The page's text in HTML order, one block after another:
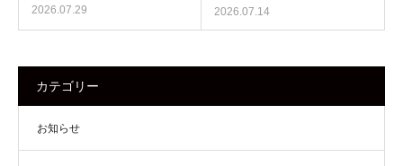
2026.07.29 2026.07.14
カテゴリー
お知らせ